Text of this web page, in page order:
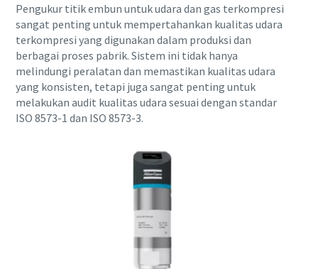
Pengukur titik embun untuk udara dan gas terkompresi
sangat penting untuk mempertahankan kualitas udara
terkompresi yang digunakan dalam produksi dan
berbagai proses pabrik. Sistem ini tidak hanya
melindungi peralatan dan memastikan kualitas udara
yang konsisten, tetapi juga sangat penting untuk
melakukan audit kualitas udara sesuai dengan standar
ISO 8573-1 dan ISO 8573-3.